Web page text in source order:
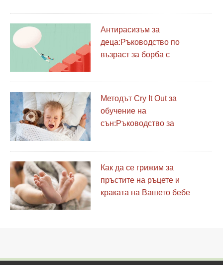
Антирасизъм за
деца:Ръководство по
възраст за борба с
Методът Cry It Out за
обучение на
сън:Ръководство за
Как да се грижим за
пръстите на ръцете и
краката на Вашето бебе